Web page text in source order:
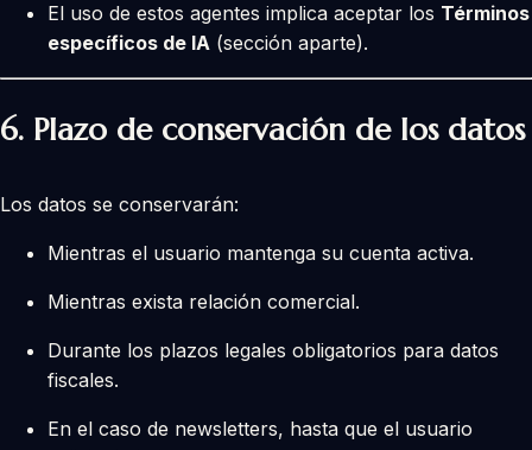
El uso de estos agentes implica aceptar los Términos
específicos de IA (sección aparte).
6. Plazo de conservación de los datos
Los datos se conservarán:
Mientras el usuario mantenga su cuenta activa.
Mientras exista relación comercial.
Durante los plazos legales obligatorios para datos
fiscales.
En el caso de newsletters, hasta que el usuario